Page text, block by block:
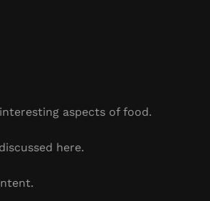
aspects of food.
here.